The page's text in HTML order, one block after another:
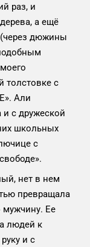
раз, и
а ещё
дюжины
толстовке с
Али
и с дружеской
школьных
с
нет в нем
превращала
мужчину. Ее
людей к
и с